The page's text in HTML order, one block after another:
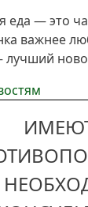
еда — это
важнее